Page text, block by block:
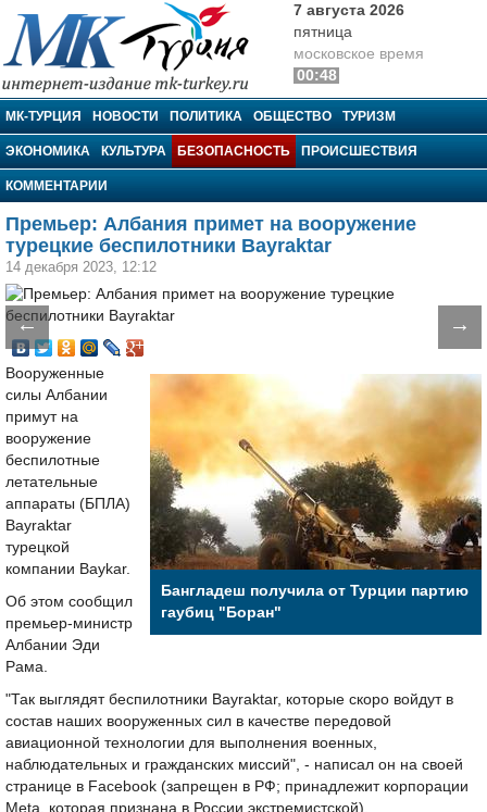
МК-Турция
7 августа 2026
пятница
московское время
00:48
МК-ТУРЦИЯ НОВОСТИ ПОЛИТИКА ОБЩЕСТВО ТУРИЗМ
ЭКОНОМИКА КУЛЬТУРА БЕЗОПАСНОСТЬ ПРОИСШЕСТВИЯ
КОММЕНТАРИИ
Премьер: Албания примет на вооружение
турецкие беспилотники Bayraktar
14 декабря 2023, 12:12
← →
Бангладеш получила от Турции партию
гаубиц "Боран"
Вооруженные
силы Албании
примут на
вооружение
беспилотные
летательные
аппараты (БПЛА)
Bayraktar
турецкой
компании Baykar.
Об этом сообщил
премьер-министр
Албании Эди
Рама.
"Так выглядят беспилотники Bayraktar, которые скоро войдут в
состав наших вооруженных сил в качестве передовой
авиационной технологии для выполнения военных,
наблюдательных и гражданских миссий", - написал он на своей
странице в Facebook (запрещен в РФ; принадлежит корпорации
Meta, которая признана в России экстремистской).